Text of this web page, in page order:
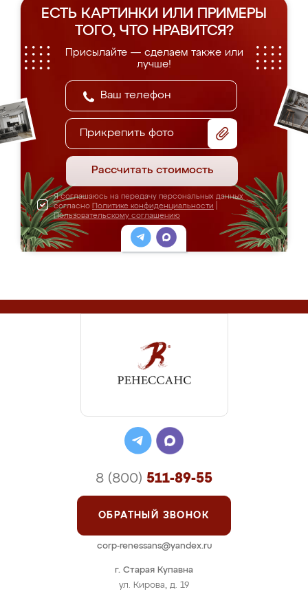
ЕСТЬ КАРТИНКИ ИЛИ ПРИМЕРЫ
ТОГО, ЧТО НРАВИТСЯ?
Присылайте — сделаем также или
лучше!
Прикрепить фото
Рассчитать стоимость
Я соглашаюсь на передачу персональных данных
согласно Политике конфиденциальности
Пользовательскому соглашению
г. Старая Купавна
ул. Кирова, д. 19
8 (800) 511-89-55
ОБРАТНЫЙ ЗВОНОК
corp-renessans@yandex.ru